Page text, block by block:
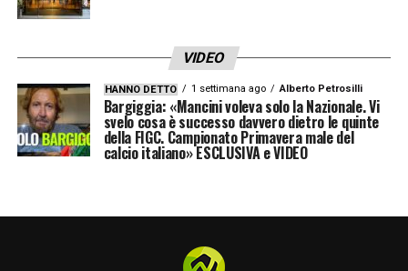
VIDEO
HANNO DETTO 1 settimana ago Alberto Petrosilli
Bargiggia: «Mancini voleva solo la Nazionale. Vi
svelo cosa è successo davvero dietro le quinte
della FIGC. Campionato Primavera male del
calcio italiano» ESCLUSIVA e VIDEO